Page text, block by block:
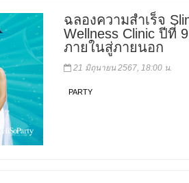
ฉลองความสำเร็จ
Wellness Clinic ปีที่
ภายในสู่ภายนอก
21 มิถุนายน 2567, 18:00 น.
PARTY